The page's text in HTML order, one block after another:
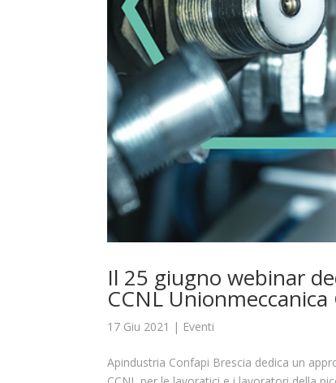
Il 25 giugno webinar
CCNL
17 Giu 2021 | Eventi
Apindustria Confapi Brescia dedica un